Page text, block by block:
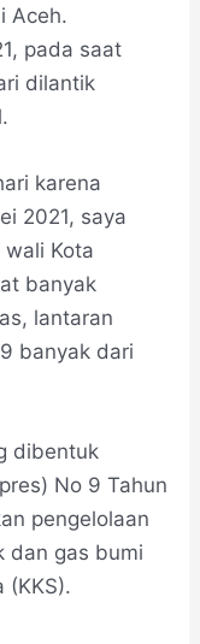
Aceh.
pada saat
dilantik
karena
2021, saya
Kota
banyak
lantaran
banyak dari
dibentuk
No 9 Tahun
pengelolaan
dan gas bumi
(KKS).